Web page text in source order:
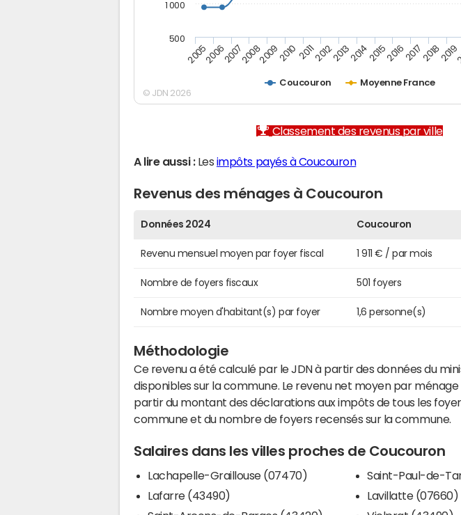
Coucouron Moyenne France
200520062007200820092010 201120122013201420152016201720182019
500
1 000
© JDN 2026
Classement des revenus par ville
A lire aussi :Les impôts payés à Coucouron
Revenus des ménages à Coucouron
Données 2024 Coucouron
Revenu mensuel moyen par foyer fiscal 1 911 € / par mois
Nombre de foyers fiscaux 501 foyers
Nombre moyen d'habitant(s) par foyer 1,6 personne(s)
Méthodologie
Ce revenu a été calculé par le JDN à partir des données du
disponibles sur la commune. Le revenu net moyen par
partir du montant des déclarations aux impôts de tous les
commune et du nombre de foyers recensés sur la commune.
Salaires dans les villes proches de Coucouron
Lachapelle-Graillouse (07470)
Lafarre (43490)
Saint-Paul-de-
Lavillatte (07660)